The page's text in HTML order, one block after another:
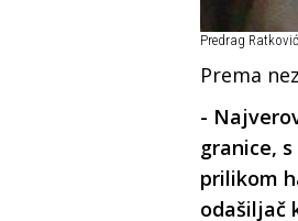
Predrag
Prema
-
granice,
prilikom
odašiljač